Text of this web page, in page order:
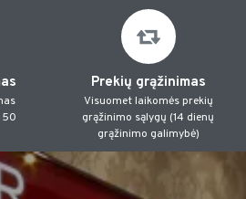
50
Prekių grąžinimas
Visuomet laikomės prekių
grąžinimo sąlygų (14 dienų
grąžinimo galimybė)